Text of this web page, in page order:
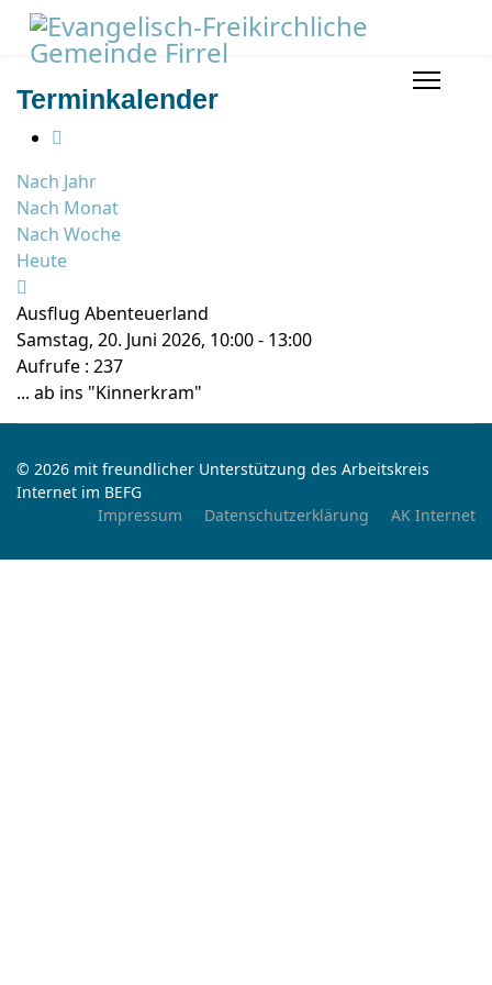
Terminkalender
Nach Jahr
Nach Monat
Nach Woche
Heute
Ausflug Abenteuerland
Samstag, 20. Juni 2026, 10:00 - 13:00
Aufrufe : 237
... ab ins "Kinnerkram"
© 2026 mit freundlicher Unterstützung des Arbeitskreis
Internet im BEFG
Impressum
Datenschutzerklärung AK Internet